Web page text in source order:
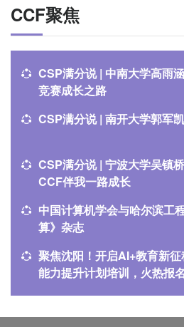
CCF聚焦
CSP满分说 | 中南大学高雨
竞赛成长之路
CSP满分说 | 南开大学郭军
CSP满分说 | 宁波大学吴镇
CCF伴我一路成长
中国计算机学会与哈尔滨工
算》杂志
聚焦沈阳！开启AI+教育新
能力提升计划培训，火热报